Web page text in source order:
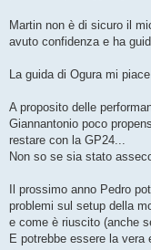
Martin non è di sicuro il
avuto confidenza e ha
La guida di Ogura mi piace
A proposito delle
Giannantonio poco
restare con la GP24...
Non so se sia stato
Il prossimo anno Pedro
problemi sul setup della
e come è riuscito (anche
E potrebbe essere la